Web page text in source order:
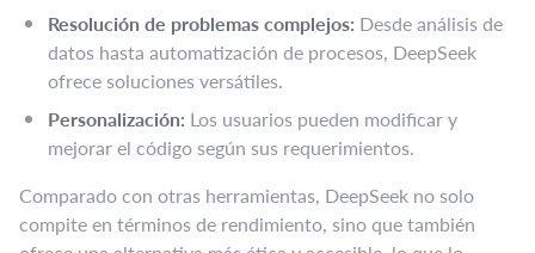
Resolución de problemas complejos: Desde análisis de
datos hasta automatización de procesos, DeepSeek
ofrece soluciones versátiles.
Personalización: Los usuarios pueden modificar y
mejorar el código según sus requerimientos.
Comparado con otras herramientas, DeepSeek no solo
compite en términos de rendimiento, sino que también